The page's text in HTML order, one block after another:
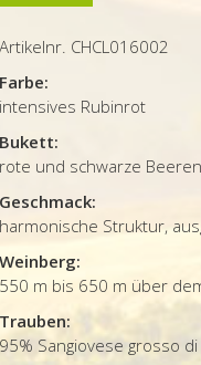
Artikelnr. CHCL016002
Farbe:
intensives Rubinrot
Bukett:
rote und schwarze
Geschmack:
harmonische Struktur,
Weinberg:
550 m bis 650 m über
Trauben:
95% Sangiovese grosso